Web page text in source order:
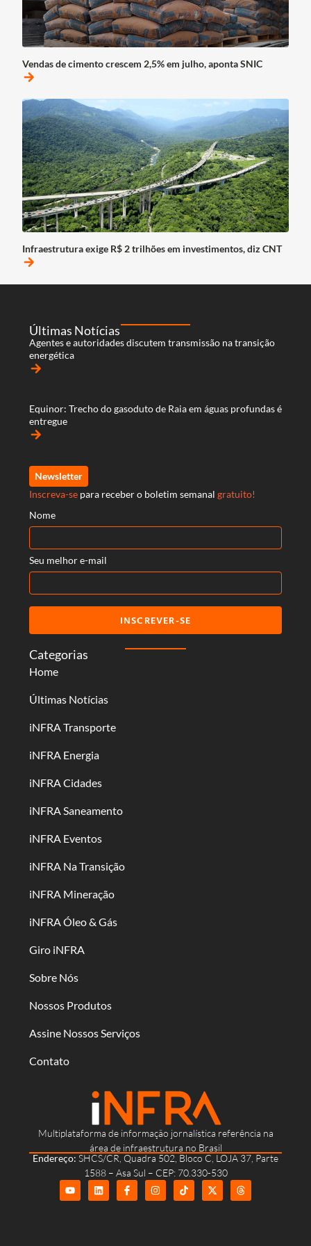
Vendas de cimento crescem 2,5% em julho, aponta SNIC
arrow_forward
Infraestrutura exige R$ 2 trilhões em investimentos, diz CNT
arrow_forward
Multiplataforma de informação jornalística referência na
área de infraestrutura no Brasil
Endereço: SHCS/CR, Quadra 502, Bloco C, LOJA 37, Parte
1588 – Asa Sul – CEP: 70.330-530
Categorias
Home
Últimas Notícias
iNFRA Transporte
iNFRA Energia
iNFRA Cidades
iNFRA Saneamento
iNFRA Eventos
iNFRA Na Transição
iNFRA Mineração
iNFRA Óleo & Gás
Giro iNFRA
Sobre Nós
Nossos Produtos
Assine Nossos Serviços
Contato
Últimas Notícias
Agentes e autoridades discutem transmissão na transição
energética
arrow_forward
Equinor: Trecho do gasoduto de Raia em águas profundas é
entregue
arrow_forward
Newsletter
Inscreva-se para receber o boletim semanal gratuito!
Nome
Seu melhor e-mail
INSCREVER-SE